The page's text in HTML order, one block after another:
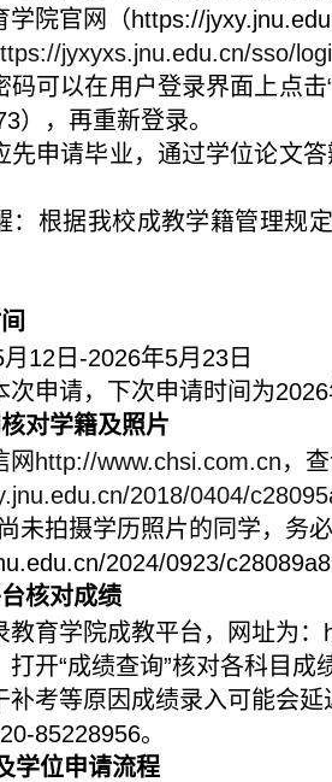
学院官网（ https://
jyxyxs.jnu.edu.cn/sso/
码可以在用户登录界面上点击
），再重新登录。
先申请毕业，通过学位论文
：根据我校成教学籍管理规定
月 12 日-2026年5月 23 日
次申请，下次申请时间为2026
对学籍及照片
网 http://www.chsi.com.cn，
2018/0404/
未拍摄学历照片的同学，务
2024/0923/
核对成绩
教育学院成教平台，网址为：
打开“成绩查询”核对各科目
补考等原因成绩录入可能会
85228956。
位申请流程